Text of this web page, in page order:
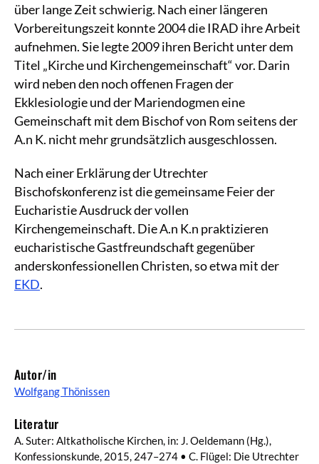
über lange Zeit schwierig. Nach einer längeren
Vorbereitungszeit konnte 2004 die IRAD ihre Arbeit
aufnehmen. Sie legte 2009 ihren Bericht unter dem
Titel „Kirche und Kirchengemeinschaft“ vor. Darin
wird neben den noch offenen Fragen der
Ekklesiologie und der Mariendogmen eine
Gemeinschaft mit dem Bischof von Rom seitens der
A.n K. nicht mehr grundsätzlich ausgeschlossen.
Nach einer Erklärung der Utrechter
Bischofskonferenz ist die gemeinsame Feier der
Eucharistie Ausdruck der vollen
Kirchengemeinschaft. Die A.n K.n praktizieren
eucharistische Gastfreundschaft gegenüber
anderskonfessionellen Christen, so etwa mit der
EKD.
Autor/in
Wolfgang Thönissen
Literatur
A. Suter: Altkatholische Kirchen, in: J. Oeldemann (Hg.),
Konfessionskunde, 2015, 247–274 • C. Flügel: Die Utrechter